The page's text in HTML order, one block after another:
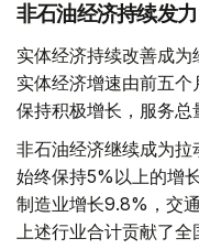
非石油经济持续发
实体经济持续改善成为
实体经济增速由前五
保持积极增长，服务总
非石油经济继续成为
始终保持5%以上的增
制造业增长9.8%，交
上述行业合计贡献了全